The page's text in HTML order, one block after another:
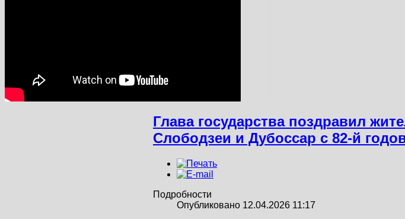
Глава государства поздравил
Слободзеи и Дубоссар с 82-й
Подробности
Опубликовано 12.04.2026 11:17